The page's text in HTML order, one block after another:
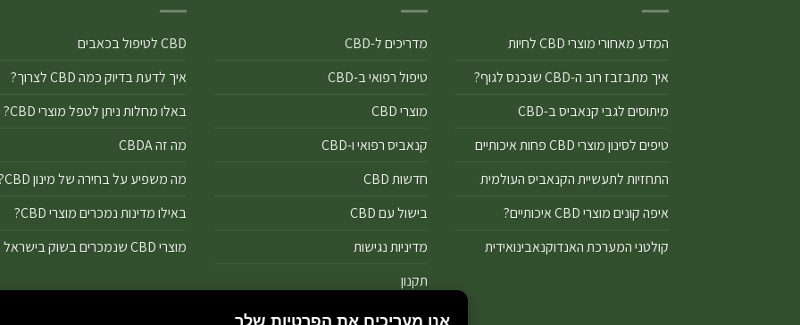
המדע מאחורי מוצרי CBD לחיות
איך מתבזבז רוב ה-CBD שנכנס לגוף?
מיתוסים לגבי קנאביס ב-CBD
טיפים לסינון מוצרי CBD פחות איכותיים
התחזיות לתעשיית הקנאביס העולמית
איפה קונים מוצרי CBD איכותיים?
קולטני המערכת האנדוקנאבינואידית
מדריכים ל-CBD
טיפול רפואי ב-CBD
מוצרי CBD
קנאביס רפואי ו-CBD
חדשות CBD
בישול עם CBD
מדיניות נגישות
תקנון
מדיניות פרטיות
CBD לטיפול בכאבים
איך לדעת בדיוק כמה CBD לצרוך?
באלו מחלות ניתן לטפל מוצרי CBD?
מה זה CBDA
מה משפיע על בחירה של מינון CBD?
באילו מדינות נמכרים מוצרי CBD?
מוצרי CBD שנמכרים בשוק בישראל
אנו מעריכים את הפרטיות שלך